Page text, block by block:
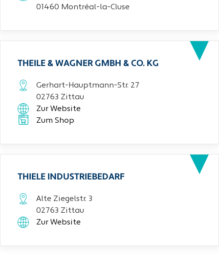
01460 Montréal-la-Cluse
THEILE & WAGNER GMBH & CO. KG
Gerhart-Hauptmann-Str. 27
02763 Zittau
Zur Website
Zum Shop
THIELE INDUSTRIEBEDARF
Alte Ziegelstr. 3
02763 Zittau
Zur Website